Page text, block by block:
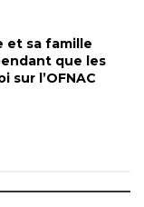
et sa famille
que les
sur l’OFNAC